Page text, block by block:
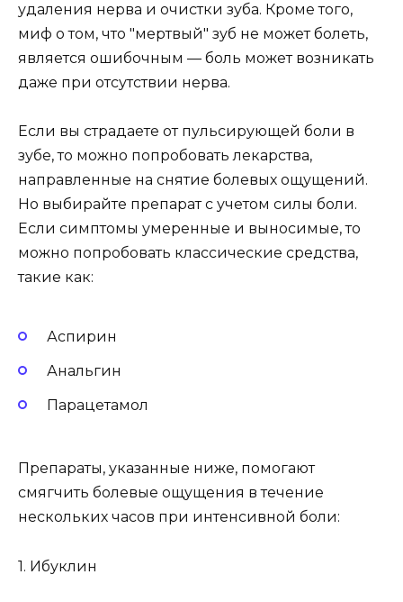
удаления нерва и очистки зуба. Кроме того,
миф о том, что "мертвый" зуб не может болеть,
является ошибочным — боль может возникать
даже при отсутствии нерва.
Если вы страдаете от пульсирующей боли в
зубе, то можно попробовать лекарства,
направленные на снятие болевых ощущений.
Но выбирайте препарат с учетом силы боли.
Если симптомы умеренные и выносимые, то
можно попробовать классические средства,
такие как:
Аспирин
Анальгин
Парацетамол
Препараты, указанные ниже, помогают
смягчить болевые ощущения в течение
нескольких часов при интенсивной боли:
1. Ибуклин